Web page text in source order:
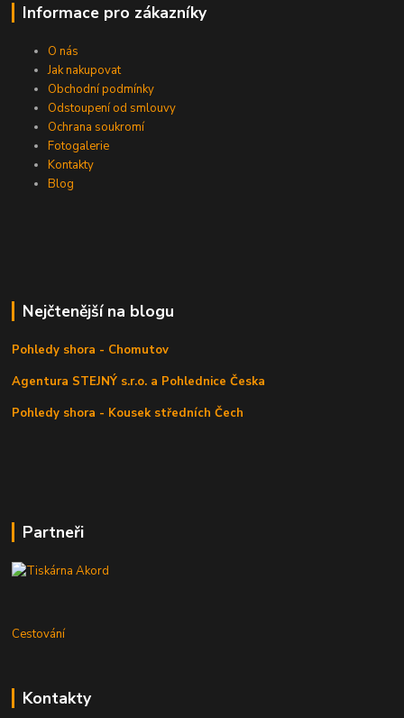
Informace pro zákazníky
O nás
Jak nakupovat
Obchodní podmínky
Odstoupení od smlouvy
Ochrana soukromí
Fotogalerie
Kontakty
Blog
Nejčtenější na blogu
Pohledy shora - Chomutov
Agentura STEJNÝ s.r.o. a Pohlednice Česka
Pohledy shora - Kousek středních Čech
Partneři
Cestování
Kontakty